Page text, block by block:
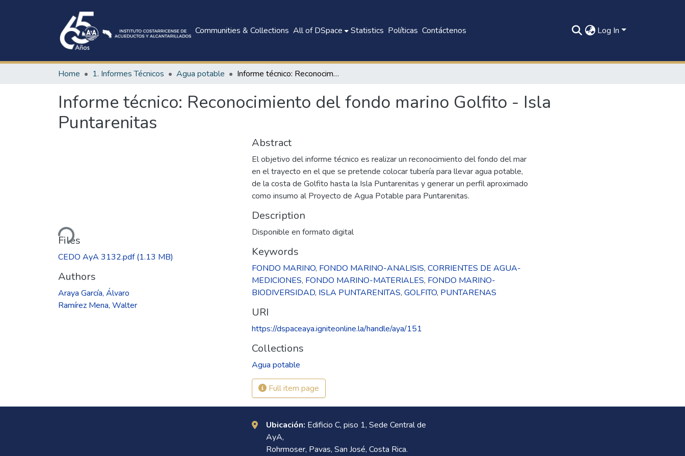
Communities & Collections All of DSpace Statistics Políticas Contáctenos Log In
Home 1. Informes Técnicos Agua potable Informe técnico: Reconocimiento del fondo marino Golfito - Isla Puntarenitas
Informe técnico: Reconocimiento del fondo marino Golfito - Isla
Puntarenitas
Loading...
Files
CEDO AyA 3132.pdf(1.13 MB)
Authors
Araya García, Álvaro
Ramírez Mena, Walter
Abstract
El objetivo del informe técnico es realizar un reconocimiento del fondo del mar
en el trayecto en el que se pretende colocar tubería para llevar agua potable,
de la costa de Golfito hasta la Isla Puntarenitas y generar un perfil aproximado
como insumo al Proyecto de Agua Potable para Puntarenitas.
Description
Disponible en formato digital
Keywords
FONDO MARINO, FONDO MARINO-ANALISIS, CORRIENTES DE AGUA-
MEDICIONES, FONDO MARINO-MATERIALES, FONDO MARINO-
BIODIVERSIDAD, ISLA PUNTARENITAS, GOLFITO, PUNTARENAS
URI
https://dspaceaya.igniteonline.la/handle/aya/151
Collections
Agua potable
Full item page
Ubicación: Edificio C, piso 1, Sede Central de
AyA,
Rohrmoser, Pavas, San José, Costa Rica.